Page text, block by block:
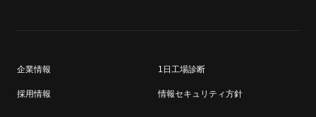
企業情報 1日工場診断
採用情報 情報セキュリティ方針